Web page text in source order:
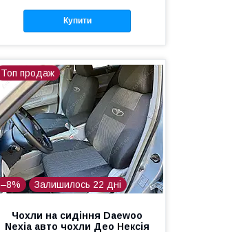
Купити
Топ продаж
–8% Залишилось 22 дні
Чохли на сидіння Daewoo
Nexia авто чохли Део Нексія